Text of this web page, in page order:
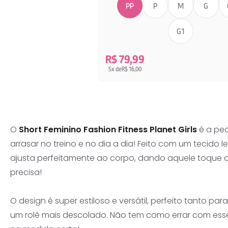
PP P M G
G1
R$ 79,99
5x deR$ 16,00
O Short Feminino Fashion Fitness Planet Girls é a
arrasar no treino e no dia a dia! Feito com um tecido
ajusta perfeitamente ao corpo, dando aquele toque
precisa!
O design é super estiloso e versátil, perfeito tanto
um rolê mais descolado. Não tem como errar com